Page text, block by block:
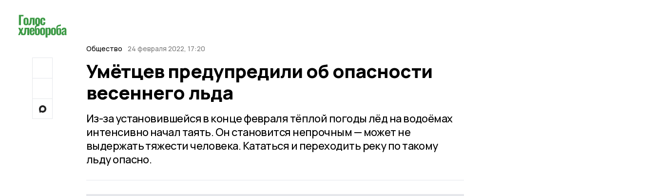
Общество 24 февраля 2022, 17:20
Умётцев предупредили об опасности
весеннего льда
Из-за установившейся в конце февраля тёплой погоды лёд на водоёмах
интенсивно начал таять. Он становится непрочным — может не
выдержать тяжести человека. Кататься и переходить реку по такому
льду опасно.